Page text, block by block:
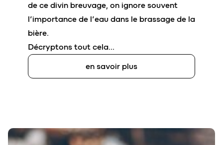
de ce divin breuvage, on ignore souvent
l’importance de l’eau dans le brassage de la
bière.
Décryptons tout cela…
en savoir plus